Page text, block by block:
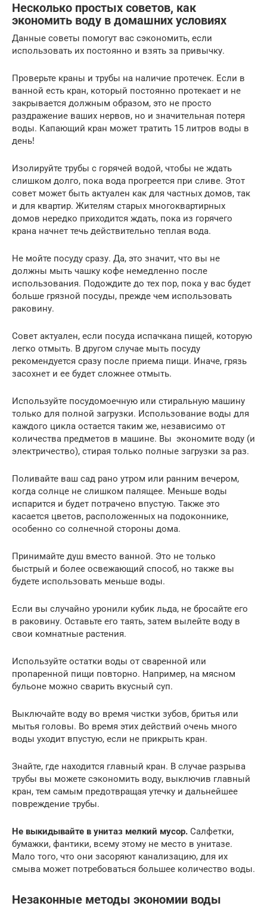
Несколько простых советов, как
экономить воду в домашних условиях
Данные советы помогут вас сэкономить, если
использовать их постоянно и взять за привычку.
Проверьте краны и трубы на наличие протечек. Если в
ванной есть кран, который постоянно протекает и не
закрывается должным образом, это не просто
раздражение ваших нервов, но и значительная потеря
воды. Капающий кран может тратить 15 литров воды в
день!
Изолируйте трубы с горячей водой, чтобы не ждать
слишком долго, пока вода прогреется при сливе. Этот
совет может быть актуален как для частных домов, так
и для квартир. Жителям старых многоквартирных
домов нередко приходится ждать, пока из горячего
крана начнет течь действительно теплая вода.
Не мойте посуду сразу. Да, это значит, что вы не
должны мыть чашку кофе немедленно после
использования. Подождите до тех пор, пока у вас будет
больше грязной посуды, прежде чем использовать
раковину.
Совет актуален, если посуда испачкана пищей, которую
легко отмыть. В другом случае мыть посуду
рекомендуется сразу после приема пищи. Иначе, грязь
засохнет и ее будет сложнее отмыть.
Используйте посудомоечную или стиральную машину
только для полной загрузки. Использование воды для
каждого цикла остается таким же, независимо от
количества предметов в машине. Вы экономите воду (и
электричество), стирая только полные загрузки за раз.
Поливайте ваш сад рано утром или ранним вечером,
когда солнце не слишком палящее. Меньше воды
испарится и будет потрачено впустую. Также это
касается цветов, расположенных на подоконнике,
особенно со солнечной стороны дома.
Принимайте душ вместо ванной. Это не только
быстрый и более освежающий способ, но также вы
будете использовать меньше воды.
Если вы случайно уронили кубик льда, не бросайте его
в раковину. Оставьте его таять, затем вылейте воду в
свои комнатные растения.
Используйте остатки воды от сваренной или
пропаренной пищи повторно. Например, на мясном
бульоне можно сварить вкусный суп.
Выключайте воду во время чистки зубов, бритья или
мытья головы. Во время этих действий очень много
воды уходит впустую, если не прикрыть кран.
Знайте, где находится главный кран. В случае разрыва
трубы вы можете сэкономить воду, выключив главный
кран, тем самым предотвращая утечку и дальнейшее
повреждение трубы.
Не выкидывайте в унитаз мелкий мусор. Салфетки,
бумажки, фантики, всему этому не место в унитазе.
Мало того, что они засоряют канализацию, для их
смыва может потребоваться большее количество воды.
Незаконные методы экономии воды